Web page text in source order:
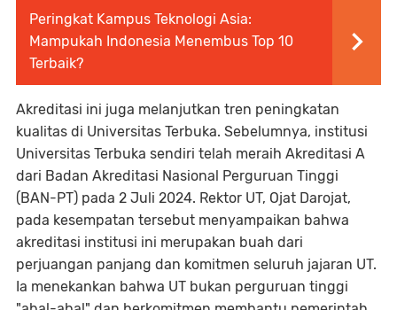
Peringkat Kampus Teknologi Asia:
Mampukah Indonesia Menembus Top 10
Terbaik?
Akreditasi ini juga melanjutkan tren peningkatan
kualitas di Universitas Terbuka. Sebelumnya, institusi
Universitas Terbuka sendiri telah meraih Akreditasi A
dari Badan Akreditasi Nasional Perguruan Tinggi
(BAN-PT) pada 2 Juli 2024. Rektor UT, Ojat Darojat,
pada kesempatan tersebut menyampaikan bahwa
akreditasi institusi ini merupakan buah dari
perjuangan panjang dan komitmen seluruh jajaran UT.
Ia menekankan bahwa UT bukan perguruan tinggi